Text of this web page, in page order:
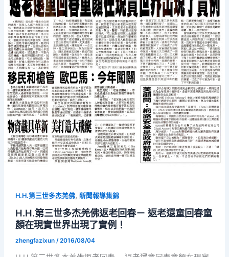
H.H.第三世多杰羌佛, 新聞報導集錦
H.H.第三世多杰羌佛返老回春－ 返老還童回春童
顏在現實世界出現了實例！
zhengfazixun /2016/08/04